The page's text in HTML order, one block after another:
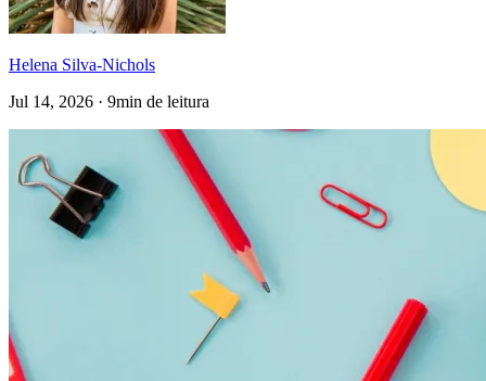
Helena Silva-Nichols
Jul 14, 2026 · 9min de leitura